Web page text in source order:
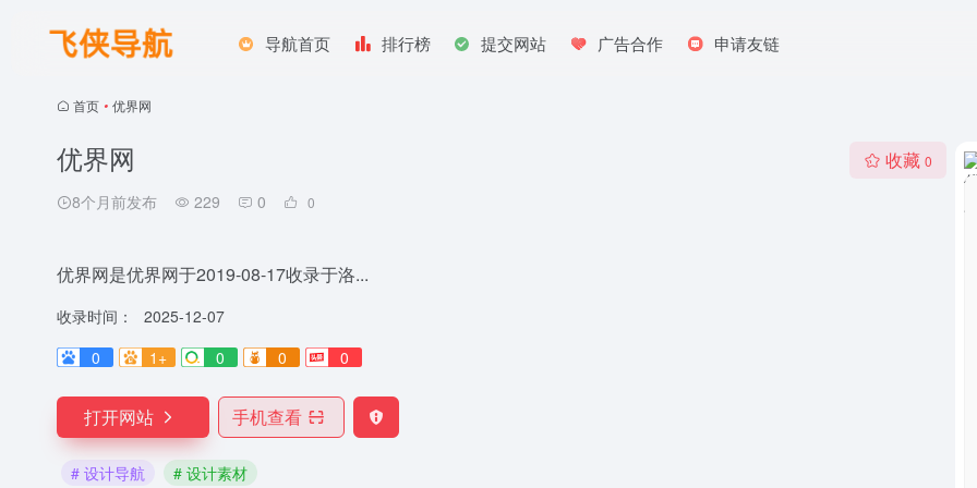
导航首页 排行榜 提交网站 广告合作 申请友链
首页 • 优界网
优界网
8个月前发布 229 0 0
收藏 0
优界网是优界网于2019-08-17收录于洛...
收录时间：
2025-12-07
0
1+ 0 0 0
打开网站 手机查看
# 设计导航 # 设计素材